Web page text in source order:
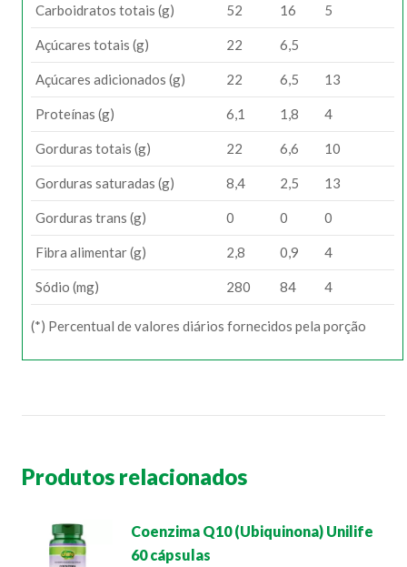
Carboidratos totais (g) 52 16 5
Açúcares totais (g) 22 6,5
Açúcares adicionados (g) 22 6,5 13
Proteínas (g) 6,1 1,8 4
Gorduras totais (g) 22 6,6 10
Gorduras saturadas (g) 8,4 2,5 13
Gorduras trans (g) 0 0 0
Fibra alimentar (g) 2,8 0,9 4
Sódio (mg) 280 84 4
(*) Percentual de valores diários fornecidos pela porção
Produtos relacionados
Coenzima Q10 (Ubiquinona) Unilife
60 cápsulas